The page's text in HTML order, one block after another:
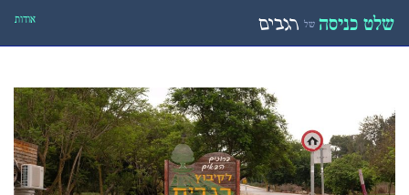
שלט כניסה של רגבים אודות